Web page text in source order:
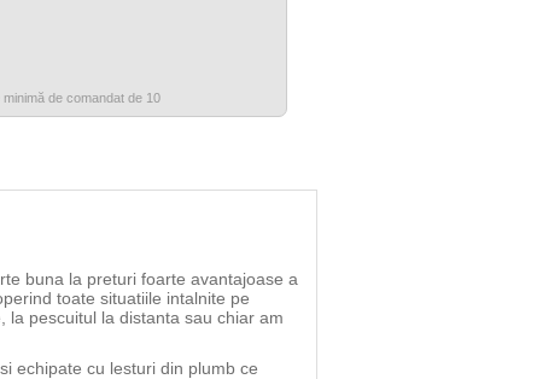
de comandat de 10
buna la preturi foarte avantajoase a
toate situatiile intalnite pe
la pescuitul la distanta sau chiar am
echipate cu lesturi din plumb ce